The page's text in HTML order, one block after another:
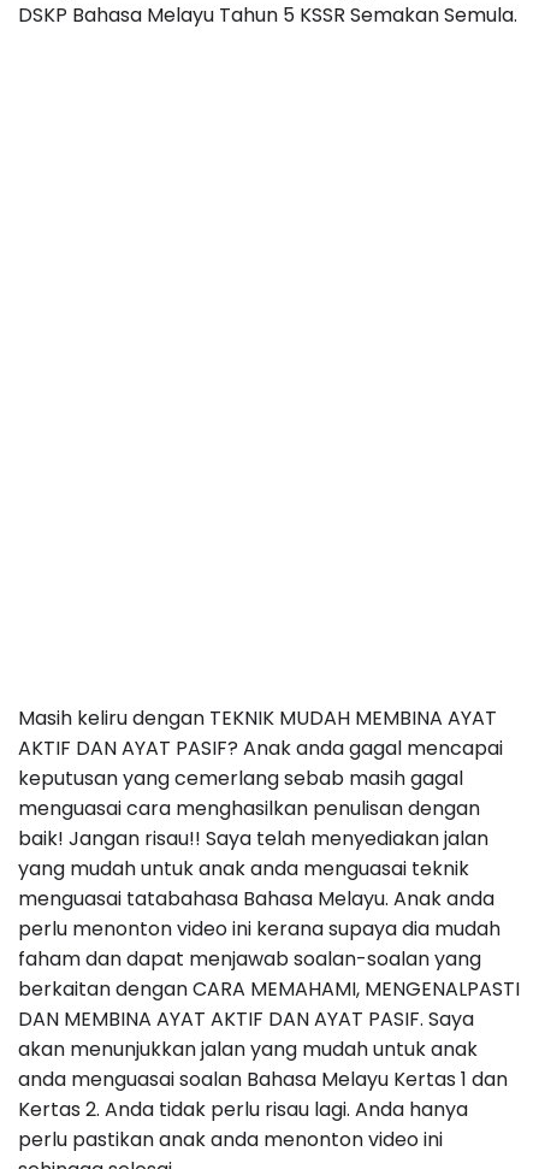
DSKP Bahasa Melayu Tahun 5 KSSR Semakan Semula.
Masih keliru dengan TEKNIK MUDAH MEMBINA AYAT
AKTIF DAN AYAT PASIF? Anak anda gagal mencapai
keputusan yang cemerlang sebab masih gagal
menguasai cara menghasilkan penulisan dengan
baik! Jangan risau!! Saya telah menyediakan jalan
yang mudah untuk anak anda menguasai teknik
menguasai tatabahasa Bahasa Melayu. Anak anda
perlu menonton video ini kerana supaya dia mudah
faham dan dapat menjawab soalan-soalan yang
berkaitan dengan CARA MEMAHAMI, MENGENALPASTI
DAN MEMBINA AYAT AKTIF DAN AYAT PASIF. Saya
akan menunjukkan jalan yang mudah untuk anak
anda menguasai soalan Bahasa Melayu Kertas 1 dan
Kertas 2. Anda tidak perlu risau lagi. Anda hanya
perlu pastikan anak anda menonton video ini